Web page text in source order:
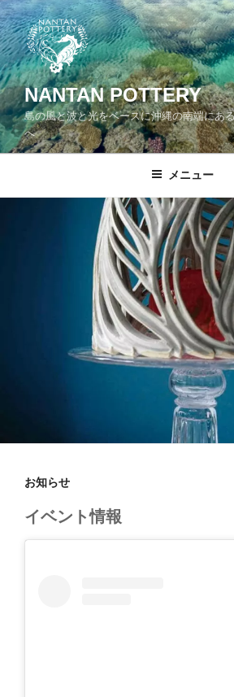
コ
ン
テ
ン
ツ
へ
ス
キ
NANTAN POTTERY
島の風と波と光をベースに沖縄の南端にあ
へ
メニュー
お知らせ
イベント情報